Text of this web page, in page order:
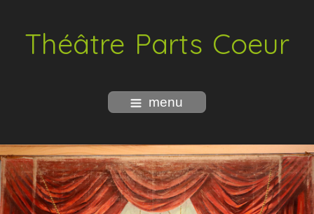
Théâtre Parts Coeur
menu